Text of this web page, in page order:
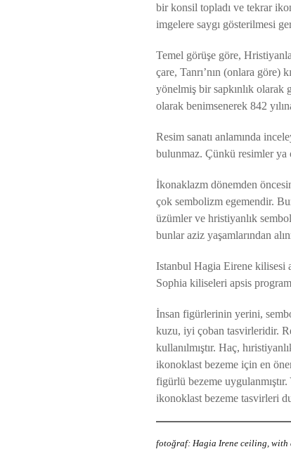
bir konsil topladı ve tekrar
imgelere saygı gösterilmesi
Temel görüşe göre,
çare, Tanrı’nın (onlara göre)
yönelmiş bir sapkınlık olarak
olarak benimsenerek 842
Resim sanatı anlamında
bulunmaz. Çünkü resimler ya
İkonaklazm dönemden
çok sembolizm egemendir.
üzümler ve hristiyanlık
bunlar aziz yaşamlarından
Istanbul Hagia Eirene kilisesi
Sophia kiliseleri apsis
İnsan figürlerinin yerini,
kuzu, iyi çoban tasvirleridir.
kullanılmıştır. Haç,
ikonoklast bezeme için en
figürlü bezeme
ikonoklast bezeme tasvirleri
fotoğraf: Hagia Irene ceiling, with